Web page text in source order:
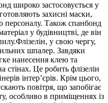
широко застосовується у
захисні маски,
персоналу. Також спанбонд
у будівництві, де він
у свою чергу,
шпалер. Завдяки
нанесення клею та
стінах. Це робить флізелін
інтер’єрів. Крім цього,
повітря, що запобігає
особливо в приміщеннях із